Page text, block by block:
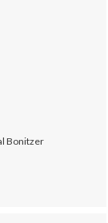
Bonitzer